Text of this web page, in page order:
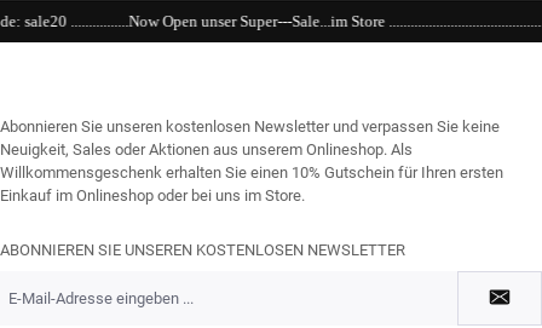
Open unser Super---Sale...im Store
Abonnieren Sie unseren kostenlosen Newsletter und verpassen Sie keine
Neuigkeit, Sales oder Aktionen aus unserem Onlineshop. Als
Willkommensgeschenk erhalten Sie einen 10% Gutschein für Ihren ersten
Einkauf im Onlineshop oder bei uns im Store.
ABONNIEREN SIE UNSEREN KOSTENLOSEN NEWSLETTER
Mail-